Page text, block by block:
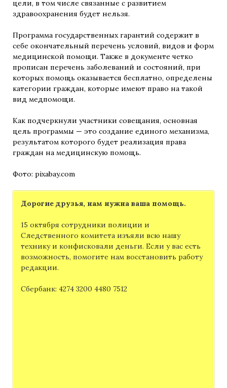
цели, в том числе связанные с развитием
здравоохранения будет нельзя.
Программа государственных гарантий содержит в
себе окончательный перечень условий, видов и форм
медицинской помощи. Также в документе четко
прописан перечень заболеваний и состояний, при
которых помощь оказывается бесплатно, определены
категории граждан, которые имеют право на такой
вид медпомощи.
Как подчеркнули участники совещания, основная
цель программы — это создание единого механизма,
результатом которого будет реализация права
граждан на медицинскую помощь.
Фото: pixabay.com
Дорогие друзья, нам нужна ваша помощь.
15 октября сотрудники полиции и
Следственного комитета изъяли всю нашу
технику и конфисковали деньги. Если у вас есть
возможность, помогите нам восстановить работу
редакции.
Сбербанк: 4274 3200 4480 7512